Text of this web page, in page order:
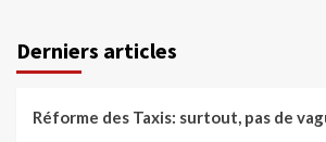
Derniers articles
Réforme des Taxis: surtout, pas de